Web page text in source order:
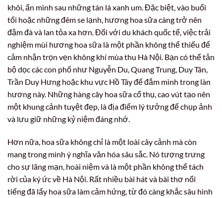
khôi, ẩn mình sau những tán lá xanh um. Đặc biệt, vào buổi
tối hoặc những đêm se lạnh, hương hoa sữa càng trở nên
đậm đà và lan tỏa xa hơn. Đối với du khách quốc tế, việc trải
nghiệm mùi hương hoa sữa là một phần không thể thiếu để
cảm nhận trọn vẹn không khí mùa thu Hà Nội. Bạn có thể tản
bộ dọc các con phố như Nguyễn Du, Quang Trung, Duy Tân,
Trần Duy Hưng hoặc khu vực Hồ Tây để đắm mình trong làn
hương này. Những hàng cây hoa sữa cổ thụ, cao vút tạo nên
một khung cảnh tuyệt đẹp, là địa điểm lý tưởng để chụp ảnh
và lưu giữ những kỷ niệm đáng nhớ.
Hơn nữa, hoa sữa không chỉ là một loài cây cảnh mà còn
mang trong mình ý nghĩa văn hóa sâu sắc. Nó tượng trưng
cho sự lãng mạn, hoài niệm và là một phần không thể tách
rời của ký ức về Hà Nội. Rất nhiều bài hát và bài thơ nổi
tiếng đã lấy hoa sữa làm cảm hứng, từ đó càng khắc sâu hình